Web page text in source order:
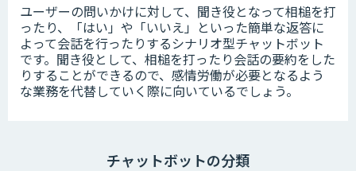
ユーザーの問いかけに対して、聞き役となって相槌を打
ったり、「はい」や「いいえ」といった簡単な返答に
よって会話を行ったりするシナリオ型チャットボット
です。聞き役として、相槌を打ったり会話の要約をした
りすることができるので、感情労働が必要となるよう
な業務を代替していく際に向いているでしょう。
チャットボットの分類